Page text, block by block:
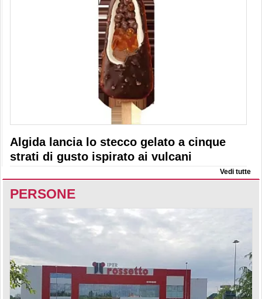
Algida lancia lo stecco gelato a cinque
strati di gusto ispirato ai vulcani
Vedi tutte
PERSONE